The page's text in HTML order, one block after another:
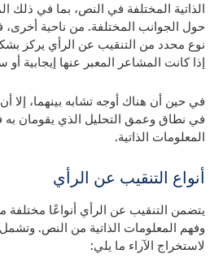
الذاتية المختلفة في النص، بما في ذلك
حول الجوانب المختلفة. من ناحية أخرى،
نوع محدد من التنقيب عن الرأي يركز
إذا كانت المشاعر المعبر عنها إيجابية أو
في حين أن هناك أوجه تشابه بينهما، إلا
في نطاق وعمق التحليل الذي يقومان
المعلومات الذاتية.
أنواع التنقيب عن الرأي
يتضمن التنقيب عن الرأي أنواعًا مختلفة
وفهم المعلومات الذاتية من النص. وتشمل
لاستخراج الآراء ما يلي: